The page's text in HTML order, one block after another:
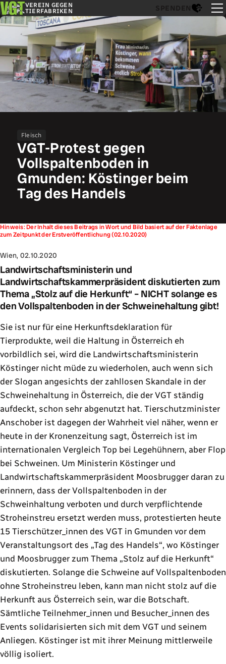
VEREIN GEGEN
TIERFABRIKEN
SPENDEN
Fleisch
VGT-Protest gegen
Vollspaltenboden in
Gmunden: Köstinger beim
Tag des Handels
Hinweis: Der Inhalt dieses Beitrags in Wort und Bild basiert auf der Faktenlage
zum Zeitpunkt der Erstveröffentlichung (02.10.2020)
Wien, 02.10.2020
Landwirtschaftsministerin und
Landwirtschaftskammerpräsident diskutierten zum
Thema „Stolz auf die Herkunft“ – NICHT solange es
den Vollspaltenboden in der Schweinehaltung gibt!
Sie ist nur für eine Herkunftsdeklaration für
Tierprodukte, weil die Haltung in Österreich eh
vorbildlich sei, wird die Landwirtschaftsministerin
Köstinger nicht müde zu wiederholen, auch wenn sich
der Slogan angesichts der zahllosen Skandale in der
Schweinehaltung in Österreich, die der VGT ständig
aufdeckt, schon sehr abgenutzt hat. Tierschutzminister
Anschober ist dagegen der Wahrheit viel näher, wenn er
heute in der Kronenzeitung sagt, Österreich ist im
internationalen Vergleich Top bei Legehühnern, aber Flop
bei Schweinen. Um Ministerin Köstinger und
Landwirtschaftskammerpräsident Moosbrugger daran zu
erinnern, dass der Vollspaltenboden in der
Schweinhaltung verboten und durch verpflichtende
Stroheinstreu ersetzt werden muss, protestierten heute
15 Tierschützer_innen des VGT in Gmunden vor dem
Veranstaltungsort des Tag des Handels , wo Köstinger
und Moosbrugger zum Thema
Stolz auf die Herkunft
diskutierten. Solange die Schweine auf Vollspaltenboden
ohne Stroheinstreu leben, kann man nicht stolz auf die
Herkunft aus Österreich sein, war die Botschaft.
Sämtliche Teilnehmer_innen und Besucher_innen des
Events solidarisierten sich mit dem VGT und seinem
Anliegen. Köstinger ist mit ihrer Meinung mittlerweile
völlig isoliert.